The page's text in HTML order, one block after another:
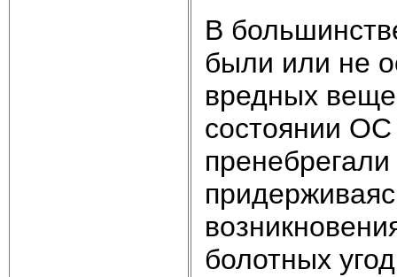
В
были или не
вредных
состоянии
болотных